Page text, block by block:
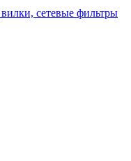
сетевые фильтры